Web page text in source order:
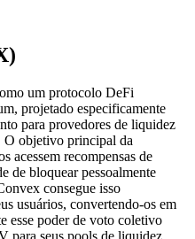
um protocolo DeFi
projetado especificamente
para provedores de liquidez
O objetivo principal da
acessem recompensas de
de bloquear pessoalmente
consegue isso
usuários, convertendo-os em
esse poder de voto coletivo
para seus pools de liquidez